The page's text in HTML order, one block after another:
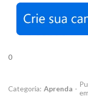
0
Categoria: Aprenda -